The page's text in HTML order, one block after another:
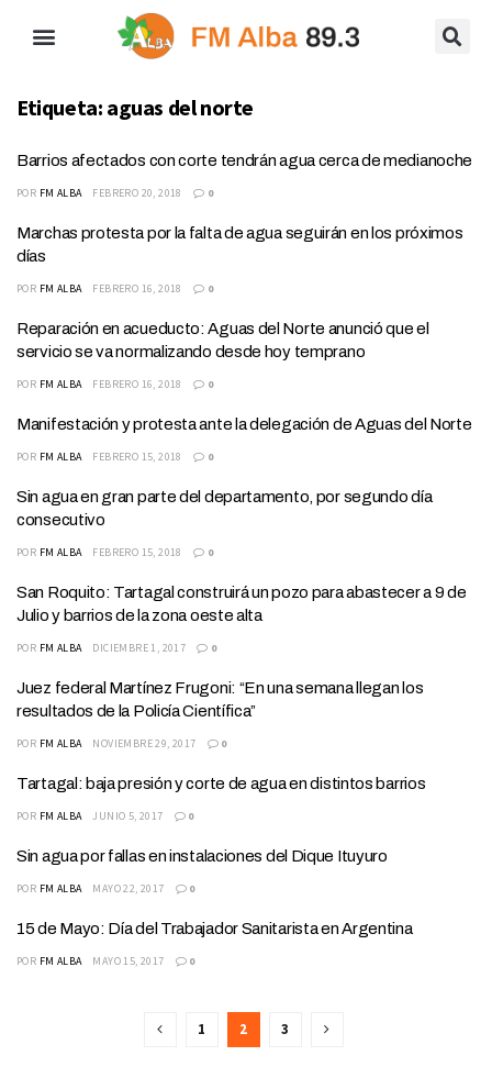
Etiqueta: aguas del norte
Barrios afectados con corte tendrán agua cerca de medianoche
POR FM ALBA FEBRERO 20, 2018 0
Marchas protesta por la falta de agua seguirán en los próximos
días
POR FM ALBA FEBRERO 16, 2018 0
Reparación en acueducto: Aguas del Norte anunció que el
servicio se va normalizando desde hoy temprano
POR FM ALBA FEBRERO 16, 2018 0
Manifestación y protesta ante la delegación de Aguas del Norte
POR FM ALBA FEBRERO 15, 2018 0
Sin agua en gran parte del departamento, por segundo día
consecutivo
POR FM ALBA FEBRERO 15, 2018 0
San Roquito: Tartagal construirá un pozo para abastecer a 9 de
Julio y barrios de la zona oeste alta
POR FM ALBA DICIEMBRE 1, 2017 0
Juez federal Martínez Frugoni: “En una semana llegan los
resultados de la Policía Científica”
POR FM ALBA NOVIEMBRE 29, 2017 0
Tartagal: baja presión y corte de agua en distintos barrios
POR FM ALBA JUNIO 5, 2017 0
Sin agua por fallas en instalaciones del Dique Ituyuro
POR FM ALBA MAYO 22, 2017 0
15 de Mayo: Día del Trabajador Sanitarista en Argentina
POR FM ALBA MAYO 15, 2017 0
1 2 3